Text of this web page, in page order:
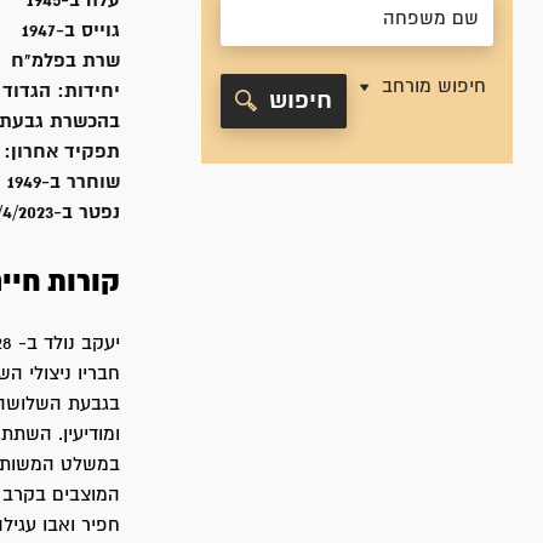
חיפוש מורחב
חיפוש
גוייס ב-1947
שרת בפלמ"ח
יחידות:
בהכשרת גבעת
תפקיד
שוחרר ב-1949
נפטר ב-2023
קורות
בגבעת
ומודיעין.
במשלט
המוצבים
חפיר ואבו